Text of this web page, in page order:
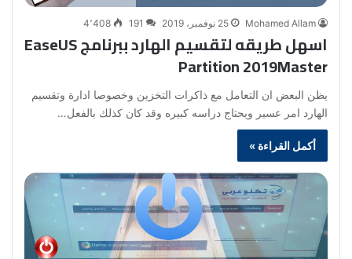
Mohamed Allam 25 نوفمبر، 2019 191 4٬408
اسهل طريقه لتقسيم الهارد ببرنامج EaseUS
Partition 2019Master
يظن البعض ان التعامل مع ذاكرات التخزين وخصوصا ادارة وتقسيم
الهارد امر عسير ويحتاج دراسه كبيره وقد كان كذلك بالفعل…
أكمل القراءة »